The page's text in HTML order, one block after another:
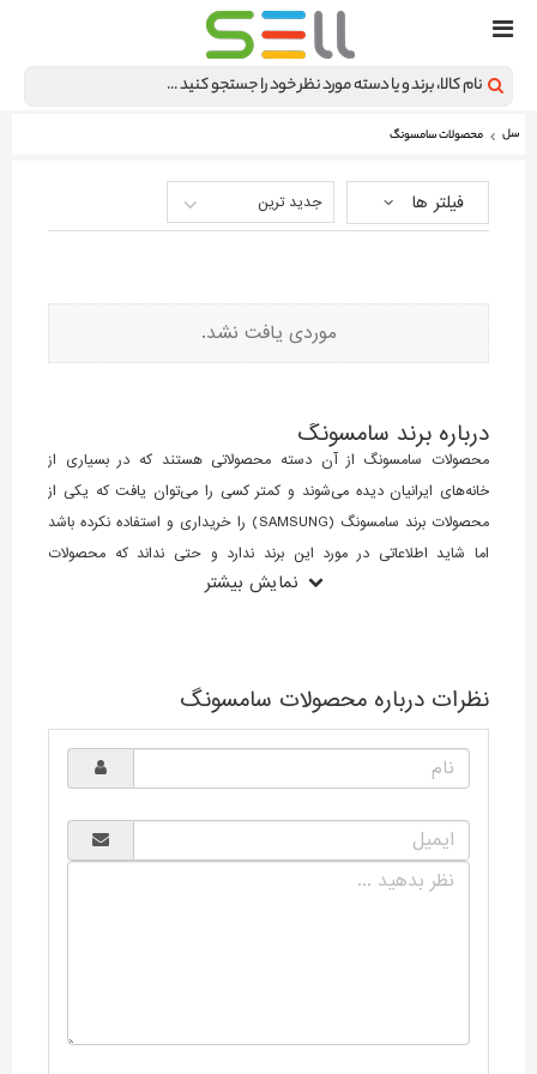
سل محصولات سامسونگ
فیلتر ها جدید ترین
موردی یافت نشد.
درباره برند سامسونگ
محصولات سامسونگ از آن دسته محصولاتی هستند که در بسیاری از
خانه‌های ایرانیان دیده می‌شوند و کمتر کسی را می‌توان یافت که یکی از
محصولات برند سامسونگ (SAMSUNG) را خریداری و استفاده نکرده باشد
اما شاید اطلاعاتی در مورد این برند ندارد و حتی نداند که محصولات
سامسونگ ساخت کجاست، ما در ادامه توضیح مختصری درباره تاریخچه
کارمندان شرکت سامسونگ تنها 40 نفر بود و کار اصلی خود را با توزیع مواد
بخش مخابرات و نیمه هادی، سامسونگ کورنینگ، سامسونگ الکترومکانیک
و بخش ساخت دستگاه‌های الکترونیکی سامسونگ را تاسیس و راه‌اندازی
کرد. از دیگر تولیدات این برند در این سال‌ها انواع سیستم‌های تهویه بود.
نمایش بیشتر
نظرات درباره محصولات سامسونگ